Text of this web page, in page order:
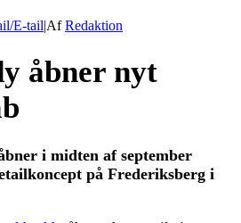
E-tail|AfRedaktion
åbner nyt
i midten af september
på Frederiksberg i